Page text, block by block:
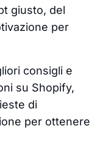
giusto, del
per
consigli e
su Shopify,
di
per ottenere